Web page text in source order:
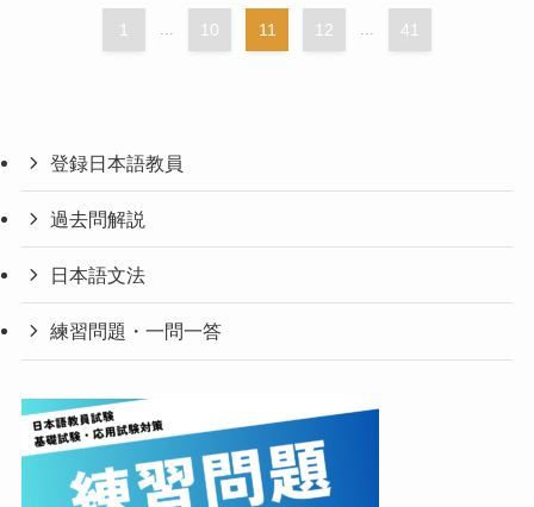
1 ... 10 11 12 ... 41
登録日本語教員
過去問解説
日本語文法
練習問題・一問一答